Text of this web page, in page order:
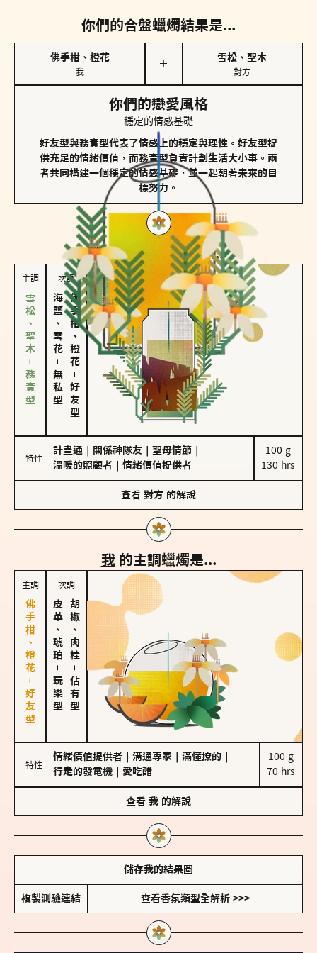
你們的合盤蠟燭結果是...
佛手柑、橙花
我
＋
雪松、聖木
對方
你們的戀愛風格
穩定的情感基礎
好友型與務實型代表了情感上的穩定與理性。好友型提
供充足的情緒價值，而務實型負責計劃生活大小事。兩
者共同構建一個穩定的情感基礎，並一起朝著未來的目
標努力。
對方的主調蠟燭是...
主調
雪松、聖木－務實型
次調
海鹽、雪花
－
無私型
佛手柑、橙花
－
好友型
特性
計畫通 關係神隊友 聖母情節
溫暖的照顧者
情緒價值提供者
100 g
130 hrs
查看 對方 的解說
我 的主調蠟燭是...
主調
佛手柑、橙花－好友型
次調
皮革、琥珀
－
玩樂型
胡椒、肉桂
－
佔有型
特性
情緒價值提供者 溝通專家 滿懂撩的
行走的發電機
愛吃醋
100 g
70 hrs
查看 我 的解說
儲存我的結果圖
複製測驗連結 查看香氛類型全解析 >>>